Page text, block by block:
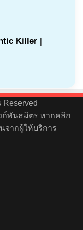
Killer |
Reserved
ก์พันธมิตร หากคลิก
จากผู้ให้บริการ